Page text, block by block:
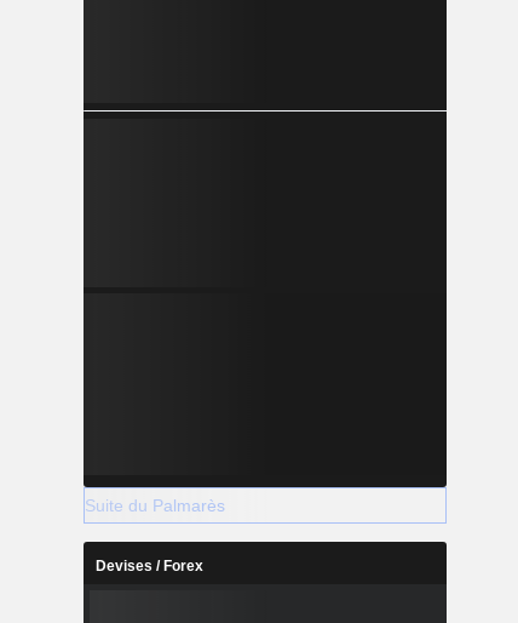
Suite du Palmarès
Devises / Forex